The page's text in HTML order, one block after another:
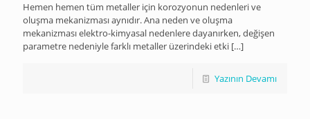
Hemen hemen tüm metaller için korozyonun nedenleri ve
oluşma mekanizması aynıdır. Ana neden ve oluşma
mekanizması elektro-kimyasal nedenlere dayanırken, değişen
parametre nedeniyle farklı metaller üzerindeki etki […]
Yazının Devamı